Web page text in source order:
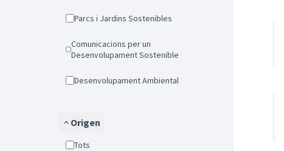
Parcs i Jardins Sostenibles
Comunicacions per un
Desenvolupament Sostenible
Desenvolupament Ambiental
Origen
Tots